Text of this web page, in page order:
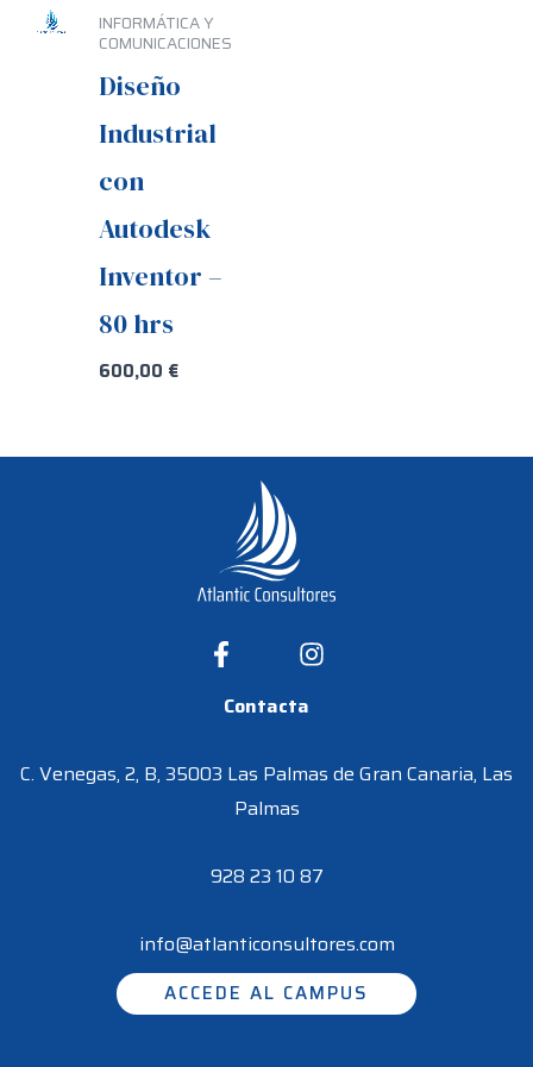
INFORMÁTICA Y
COMUNICACIONES
Diseño
Industrial
con
Autodesk
Inventor –
80 hrs
600,00 €
Contacta
C. Venegas, 2, B, 35003 Las Palmas de Gran Canaria, Las
Palmas
928 23 10 87
info@atlanticonsultores.com
ACCEDE AL CAMPUS